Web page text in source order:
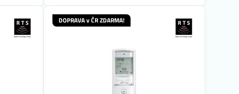
DOPRAVA v ČR ZDARMA!